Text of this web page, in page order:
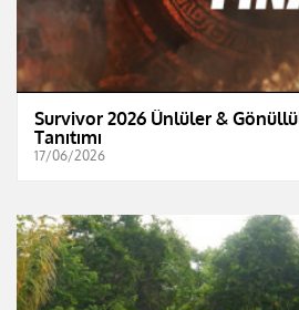
Survivor 2026 Ünlüler &
Tanıtımı
17/06/2026